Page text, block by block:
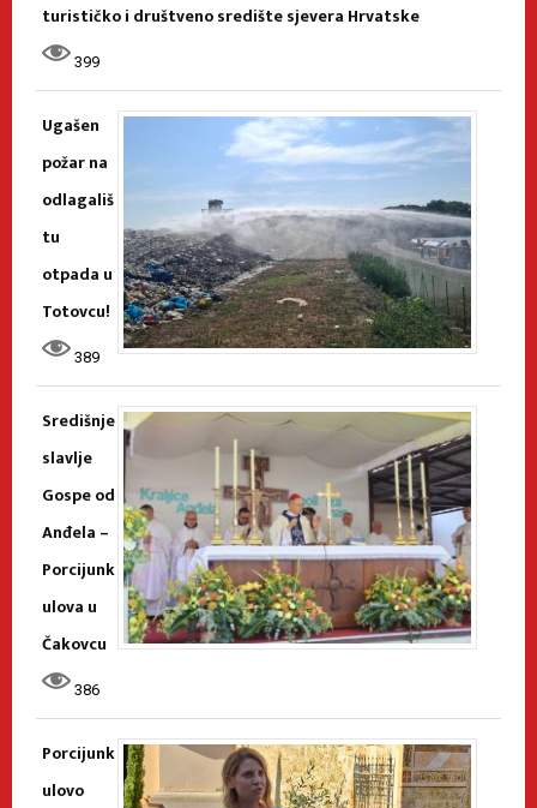
turističko i društveno središte sjevera Hrvatske
399
Ugašen
požar na
odlagališ
tu
otpada u
Totovcu!
389
Središnje
slavlje
Gospe od
Anđela –
Porcijunk
ulova u
Čakovcu
386
Porcijunk
ulovo